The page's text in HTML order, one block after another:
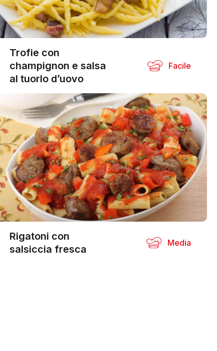
Trofie con
champignon e salsa
al tuorlo d’uovo
Facile
Rigatoni con
salsiccia fresca
Media